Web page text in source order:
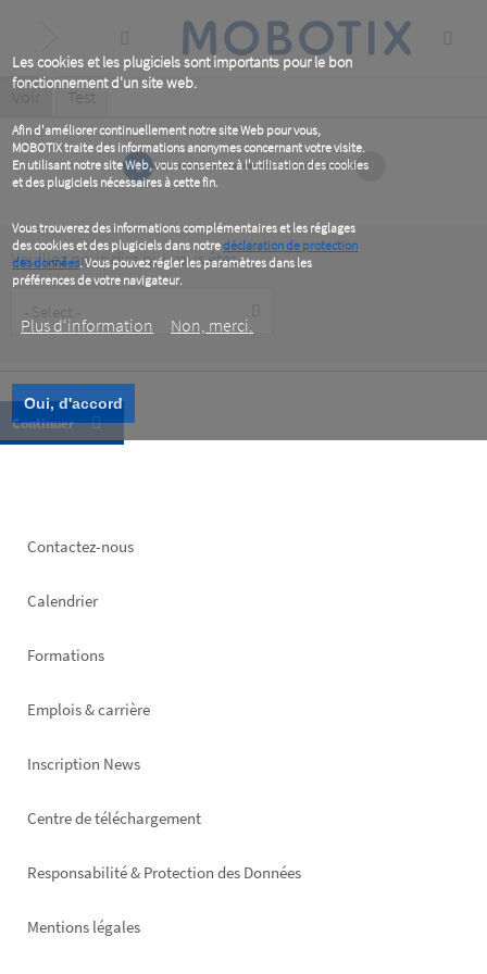
Les cookies et les plugiciels sont importants pour le bon
fonctionnement d'un site web.
Afin d'améliorer continuellement notre site Web pour vous,
MOBOTIX traite des informations anonymes concernant votre visite.
En utilisant notre site Web, vous consentez à l'utilisation des cookies
et des plugiciels nécessaires à cette fin.
Vous trouverez des informations complémentaires et les réglages
des cookies et des plugiciels dans notredéclaration de protection
des données. Vous pouvez régler les paramètres dans les
préférences de votre navigateur.
Plus d‘information Non, merci.
Oui, d'accord
content
Primary
tabs
Voir (active
Test
1 2
Veuillez nous dire qui vous êtes
Type
Footer
Contactez-nous
Calendrier
Formations
Emplois & carrière
Inscription News
Footer
Centre de téléchargement
Responsabilité & Protection des Données
Mentions légales